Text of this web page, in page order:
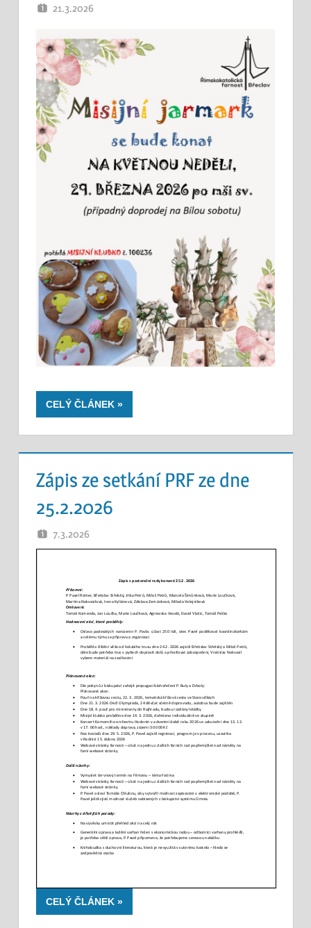
21.3.2026
CELÝ ČLÁNEK
Zápis ze setkání PRF ze dne
25.2.2026
7.3.2026
CELÝ ČLÁNEK